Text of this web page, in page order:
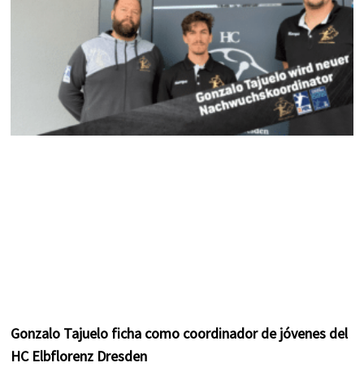
m t
Gonzalo Tajuelo ficha como coordinador de jóvenes del
HC Elbflorenz Dresden